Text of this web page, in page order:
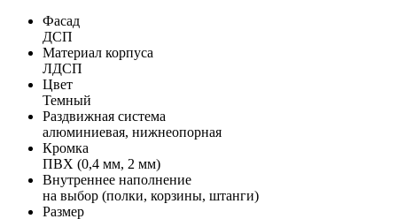
Фасад
ДСП
Материал корпуса
ЛДСП
Цвет
Темный
Раздвижная система
алюминиевая, нижнеопорная
Кромка
ПВХ (0,4 мм, 2 мм)
Внутреннее наполнение
на выбор (полки, корзины, штанги)
Размер